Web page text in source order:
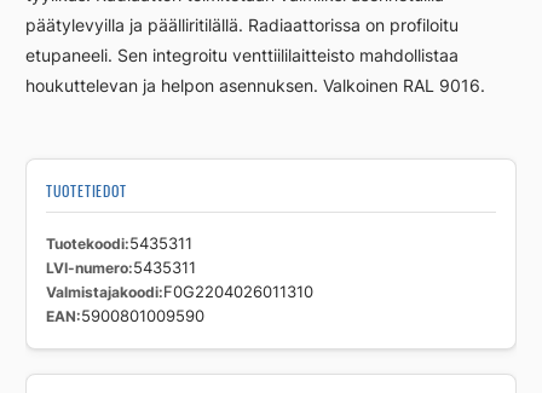
päätylevyilla ja päälliritilällä. Radiaattorissa on profiloitu
etupaneeli. Sen integroitu venttiililaitteisto mahdollistaa
houkuttelevan ja helpon asennuksen. Valkoinen RAL 9016.
TUOTETIEDOT
Tuotekoodi 5435311
LVI-numero 5435311
Valmistajakoodi F0G2204026011310
EAN 5900801009590